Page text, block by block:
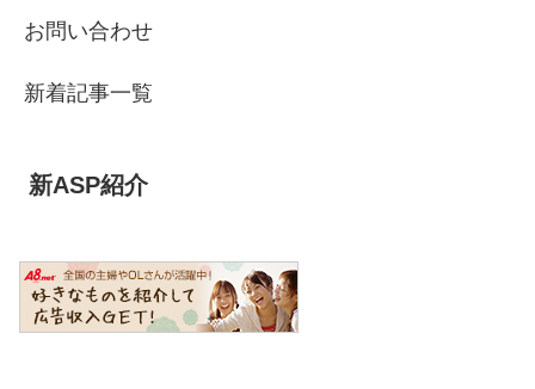
お問い合わせ
新着記事一覧
新ASP紹介